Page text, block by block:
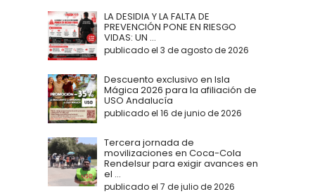
LA DESIDIA Y LA FALTA DE
PREVENCIÓN PONE EN RIESGO
VIDAS: UN ...
publicado el 3 de agosto de 2026
Descuento exclusivo en Isla
Mágica 2026 para la afiliación de
USO Andalucía
publicado el 16 de junio de 2026
Tercera jornada de
movilizaciones en Coca-Cola
Rendelsur para exigir avances en
el ...
publicado el 7 de julio de 2026